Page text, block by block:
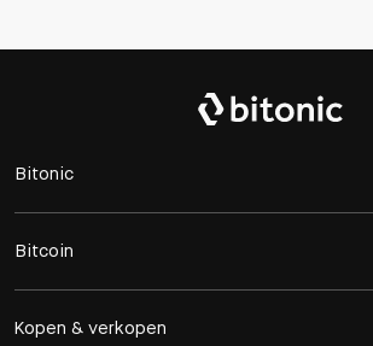
Bitonic
Bitcoin
Kopen & verkopen